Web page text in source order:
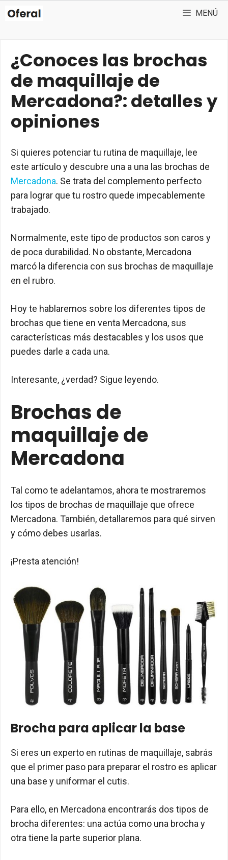
Saltar
MENÚ
¿Conoces las brochas
de maquillaje de
Mercadona?: detalles y
opiniones
Si quieres potenciar tu rutina de maquillaje, lee
este artículo y descubre una a una las brochas de
Mercadona. Se trata del complemento perfecto
para lograr que tu rostro quede impecablemente
trabajado.
Normalmente, este tipo de productos son caros y
de poca durabilidad. No obstante, Mercadona
marcó la diferencia con sus brochas de maquillaje
en el rubro.
Hoy te hablaremos sobre los diferentes tipos de
brochas que tiene en venta Mercadona, sus
características más destacables y los usos que
puedes darle a cada una.
Interesante, ¿verdad? Sigue leyendo.
Brochas de
maquillaje de
Mercadona
Tal como te adelantamos, ahora te mostraremos
los tipos de brochas de maquillaje que ofrece
Mercadona. También, detallaremos para qué sirven
y cómo debes usarlas.
¡Presta atención!
Brocha para aplicar la base
Si eres un experto en rutinas de maquillaje, sabrás
que el primer paso para preparar el rostro es aplicar
una base y uniformar el cutis.
Para ello, en Mercadona encontrarás dos tipos de
brocha diferentes: una actúa como una brocha y
otra tiene la parte superior plana.